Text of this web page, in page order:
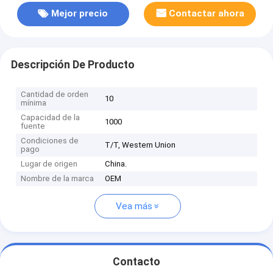
Mejor precio Contactar ahora
Descripción De Producto
Cantidad de orden
mínima
10
Capacidad de la
fuente
1000
Condiciones de
pago
T/T, Western Union
Lugar de origen
China.
Nombre de la marca
OEM
Vea más
Contacto